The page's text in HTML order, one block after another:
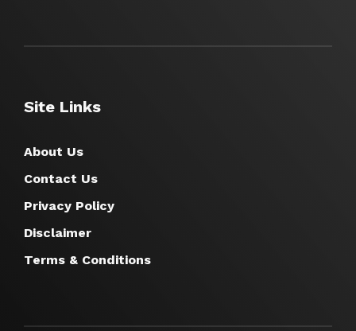
Site Links
About Us
Contact Us
Privacy Policy
Disclaimer
Terms & Conditions